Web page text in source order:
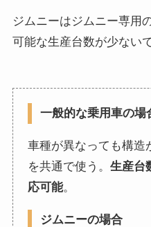
ジムニーはジムニー専用
可能な生産台数が少ないで
一般的な乗用車の場
車種が異なっても構造
を共通で使う。生産台
応可能。
ジムニーの場合